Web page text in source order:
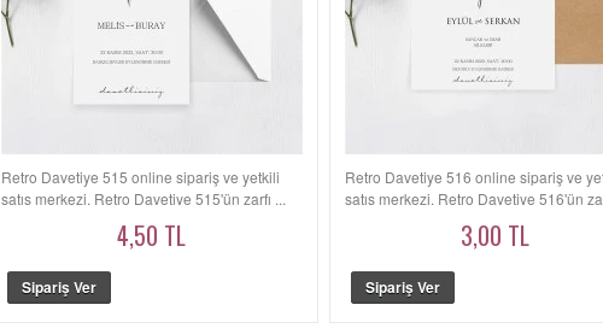
Retro Davetiye 515 online sipariş ve yetkili
satış merkezi. Retro Davetiye 515'ün zarfı ...
4,50 TL
Retro Davetiye 516 online sipariş ve
satış merkezi. Retro Davetiye 516'ün
3,00 TL